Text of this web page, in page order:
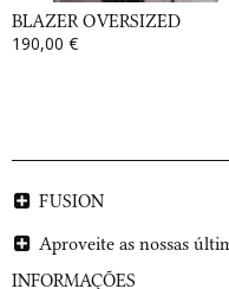
BLAZER OVERSIZED
190,00 €
FUSION
Aproveite as nossas
INFORMAÇÕES